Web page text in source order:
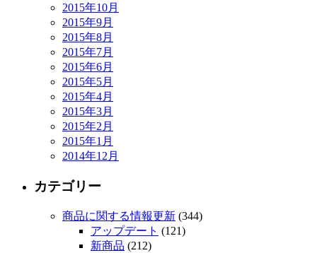
2015年10月
2015年9月
2015年8月
2015年7月
2015年6月
2015年5月
2015年4月
2015年3月
2015年2月
2015年1月
2014年12月
カテゴリー
商品に関する情報更新 (344)
アップデート (121)
新商品 (212)